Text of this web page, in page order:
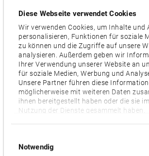
Diese Webseite verwendet Cookies
Wir verwenden Cookies, um Inhalte und
personalisieren, Funktionen für soziale
zu können und die Zugriffe auf unsere
analysieren. Außerdem geben wir
Ihrer Verwendung unserer Website an
für soziale Medien, Werbung und
Unsere Partner führen diese
möglicherweise mit weiteren Daten
ihnen bereitgestellt haben oder die sie
Nutzung der Dienste gesammelt haben.
Notwendig
4,000 [6,000], [10,000], [12,000], [15,000]
Anzahl Werkzeuge
36 [54]
Motor [kW]
18.5/15 [22/18.5]
Videos / Downloads